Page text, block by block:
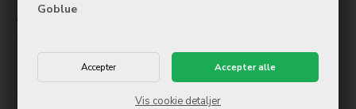
Goblue
Vis cookie detaljer
Åbningstider
Tirsdag
09:00-17:00
09:00-17:00
Torsdag
09:00-17:00
09:00-17:00